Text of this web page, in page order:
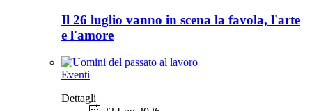
Il 26 luglio vanno in scena la favola, l'arte
e l'amore
Eventi
Dettagli